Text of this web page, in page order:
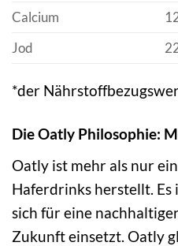
Calcium
Jod
*der
Die Oatly Philosophie:
Oatly ist mehr als nur
Haferdrinks herstellt. Es
sich für eine
Zukunft einsetzt. Oatly